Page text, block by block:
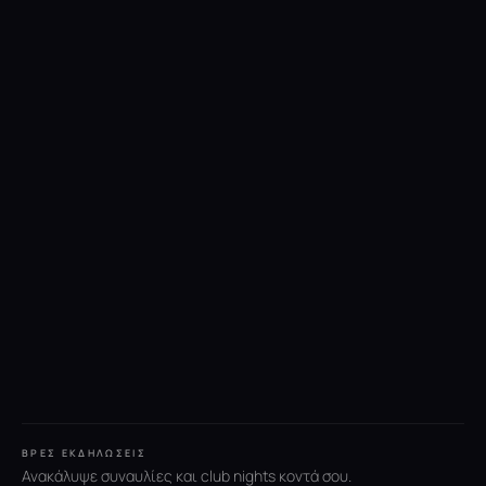
ΒΡΕΣ ΕΚΔΗΛΏΣΕΙΣ
Ανακάλυψε συναυλίες και club nights κοντά σου.